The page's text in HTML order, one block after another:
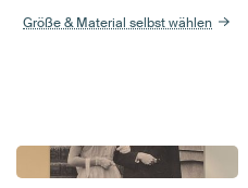
Größe & Material selbst wählen